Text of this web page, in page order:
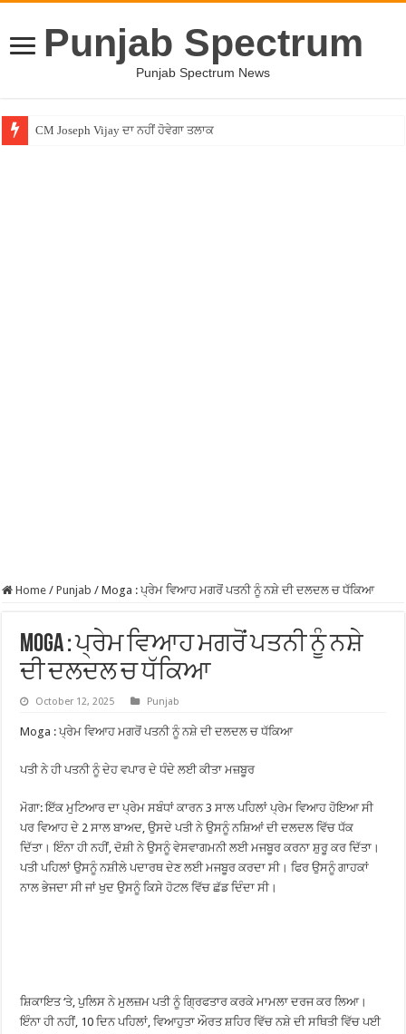
Punjab Spectrum
Punjab Spectrum News
CM Joseph Vijay ਦਾ ਨਹੀਂ ਹੋਵੇਗਾ ਤਲਾਕ
Home / Punjab / Moga : ਪ੍ਰੇਮ ਵਿਆਹ ਮਗਰੋਂ ਪਤਨੀ ਨੂੰ ਨਸ਼ੇ ਦੀ ਦਲਦਲ ਚ ਧੱਕਿਆ
Moga : ਪ੍ਰੇਮ ਵਿਆਹ ਮਗਰੋਂ ਪਤਨੀ ਨੂੰ ਨਸ਼ੇ
ਦੀ ਦਲਦਲ ਚ ਧੱਕਿਆ
October 12, 2025 Punjab
Moga : ਪ੍ਰੇਮ ਵਿਆਹ ਮਗਰੋਂ ਪਤਨੀ ਨੂੰ ਨਸ਼ੇ ਦੀ ਦਲਦਲ ਚ ਧੱਕਿਆ
ਪਤੀ ਨੇ ਹੀ ਪਤਨੀ ਨੂੰ ਦੇਹ ਵਪਾਰ ਦੇ ਧੰਦੇ ਲਈ ਕੀਤਾ ਮਜ਼ਬੂਰ
ਮੋਗਾ: ਇੱਕ ਮੁਟਿਆਰ ਦਾ ਪ੍ਰੇਮ ਸਬੰਧਾਂ ਕਾਰਨ 3 ਸਾਲ ਪਹਿਲਾਂ ਪ੍ਰੇਮ ਵਿਆਹ ਹੋਇਆ ਸੀ
ਪਰ ਵਿਆਹ ਦੇ 2 ਸਾਲ ਬਾਅਦ, ਉਸਦੇ ਪਤੀ ਨੇ ਉਸਨੂੰ ਨਸ਼ਿਆਂ ਦੀ ਦਲਦਲ ਵਿੱਚ ਧੱਕ
ਦਿੱਤਾ। ਇੰਨਾ ਹੀ ਨਹੀਂ, ਦੋਸ਼ੀ ਨੇ ਉਸਨੂੰ ਵੇਸਵਾਗਮਨੀ ਲਈ ਮਜਬੂਰ ਕਰਨਾ ਸ਼ੁਰੂ ਕਰ ਦਿੱਤਾ।
ਪਤੀ ਪਹਿਲਾਂ ਉਸਨੂੰ ਨਸ਼ੀਲੇ ਪਦਾਰਥ ਦੇਣ ਲਈ ਮਜਬੂਰ ਕਰਦਾ ਸੀ। ਫਿਰ ਉਸਨੂੰ ਗਾਹਕਾਂ
ਨਾਲ ਭੇਜਦਾ ਸੀ ਜਾਂ ਖੁਦ ਉਸਨੂੰ ਕਿਸੇ ਹੋਟਲ ਵਿੱਚ ਛੱਡ ਦਿੰਦਾ ਸੀ।
ਸ਼ਿਕਾਇਤ ‘ਤੇ, ਪੁਲਿਸ ਨੇ ਮੁਲਜ਼ਮ ਪਤੀ ਨੂੰ ਗ੍ਰਿਫਤਾਰ ਕਰਕੇ ਮਾਮਲਾ ਦਰਜ ਕਰ ਲਿਆ।
ਇੰਨਾ ਹੀ ਨਹੀਂ, 10 ਦਿਨ ਪਹਿਲਾਂ, ਵਿਆਹੁਤਾ ਔਰਤ ਸ਼ਹਿਰ ਵਿੱਚ ਨਸ਼ੇ ਦੀ ਸਥਿਤੀ ਵਿੱਚ ਪਈ